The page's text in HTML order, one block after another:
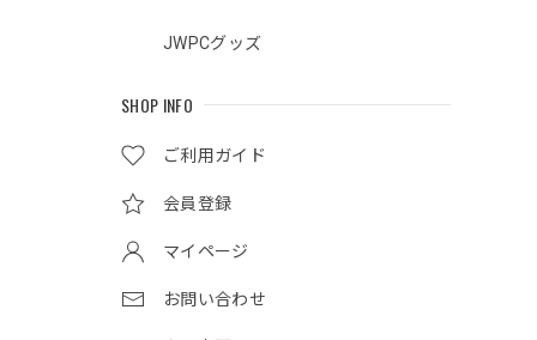
JWPCグッズ
SHOP INFO
ご利用ガイド
会員登録
マイページ
お問い合わせ